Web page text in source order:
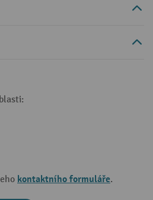
kontaktního formuláře.